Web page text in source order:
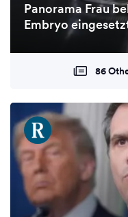
Panorama Frau
Embryo
86